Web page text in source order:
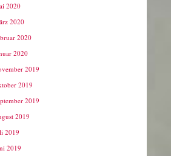
2020
2020
2020
2020
2019
2019
2019
2019
2019
2019